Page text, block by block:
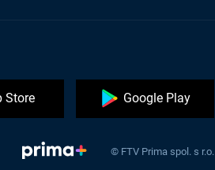
Store Google Play
© FTV Prima spol. s r.o.